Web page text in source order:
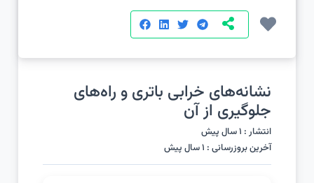
نشانه‌های خرابی باتری و راه‌های
جلوگیری از آن
انتشار : 1 سال پیش
آخرین بروزرسانی : 1 سال پیش